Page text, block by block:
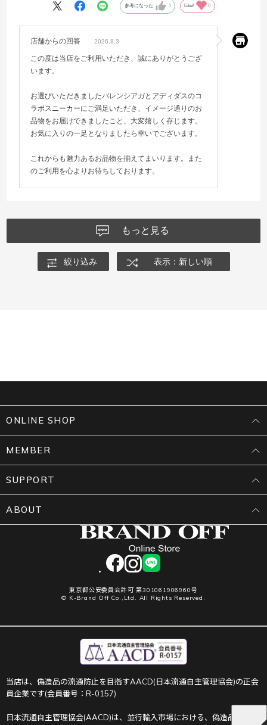
参考になった 1 Like! 0
店舗からの回答 2026.8.3
この度は当店をご利用いただき、誠にありがとうござ
います。
お選びいただきましたバレンシアガとアディダスのコ
ラボスニーカーにご満足いただき、イメージ通りのお
品物をお届けできましたこと、大変嬉しく存じます。
お気に入りの一足となりましたら幸いでございます。
これからも魅力あるお品物を揃えてまいります。また
のご利用を心よりお待ちしております。
もっと見る
絞り込み 表示：新しい順
facebookinstagram
LINE
東京都公安委員会許可 第301061906960号
© K-Brand Off Co.,Ltd. All Rights Reserved.
ONLINE SHOP
MEMBER
SUPPORT
ABOUT
当店は、偽造品の流通防止を目指すAACD(日本流通自主管理協会)の正会
員企業です(会員番号：R-0157)
日本流通自主管理協会(AACD)は、並行輸入市場における、偽造品や不正